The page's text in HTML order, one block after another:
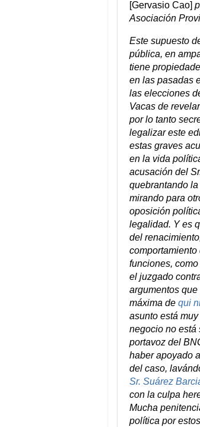
[Gervasio Cao]
Asociación
Este supuesto
pública, en
tiene
en las pasadas
las elecciones
Vacas de
por lo tanto
legalizar este
estas graves
en la vida
acusación del
quebrantando
mirando para
oposición
legalidad. Y es
del
funciones,
el juzgado
argumentos
máxima de qui
asunto está
negocio no está
portavoz del
haber apoyado
del caso,
Sr. Suárez
con la culpa
Mucha
política por